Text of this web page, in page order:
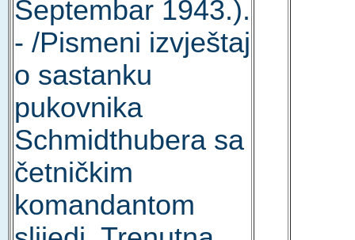
Septembar 1943.).
- /Pismeni izvještaj
o sastanku
pukovnika
Schmidthubera sa
četničkim
komandantom